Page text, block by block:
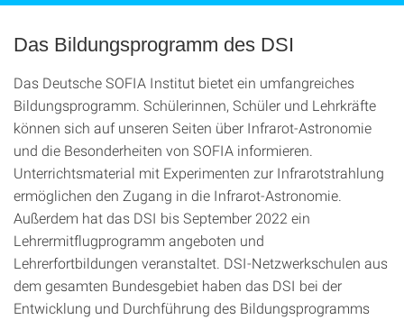
Das Bildungsprogramm des DSI
Das Deutsche SOFIA Institut bietet ein umfangreiches
Bildungsprogramm. Schülerinnen, Schüler und Lehrkräfte
können sich auf unseren Seiten über Infrarot-Astronomie
und die Besonderheiten von SOFIA informieren.
Unterrichtsmaterial mit Experimenten zur Infrarotstrahlung
ermöglichen den Zugang in die Infrarot-Astronomie.
Außerdem hat das DSI bis September 2022 ein
Lehrermitflugprogramm angeboten und
Lehrerfortbildungen veranstaltet. DSI-Netzwerkschulen aus
dem gesamten Bundesgebiet haben das DSI bei der
Entwicklung und Durchführung des Bildungsprogramms